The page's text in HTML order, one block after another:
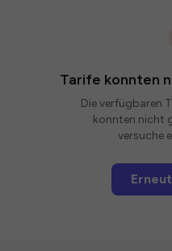
Tarife konnten
Die verfügbaren
konnten nicht
versuche